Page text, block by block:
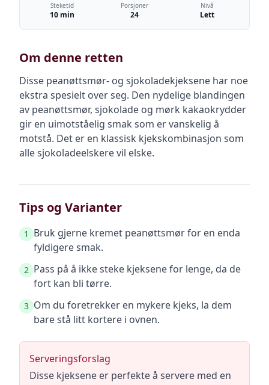
Steketid
10 min
Porsjoner
24
Nivå
Lett
Om denne retten
Disse peanøttsmør- og sjokoladekjeksene har noe
ekstra spesielt over seg. Den nydelige blandingen
av peanøttsmør, sjokolade og mørk kakaokrydder
gir en uimotståelig smak som er vanskelig å
motstå. Det er en klassisk kjekskombinasjon som
alle sjokoladeelskere vil elske.
Tips og Varianter
1
Bruk gjerne kremet peanøttsmør for en enda
fyldigere smak.
2 Pass på å ikke steke kjeksene for lenge, da de
fort kan bli tørre.
3 Om du foretrekker en mykere kjeks, la dem
bare stå litt kortere i ovnen.
Serveringsforslag
Disse kjeksene er perfekte å servere med en